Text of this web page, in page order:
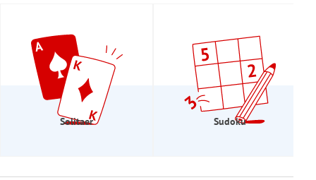
Solitaer Sudoku